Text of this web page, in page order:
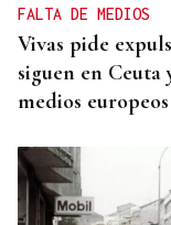
FALTA DE MEDIOS
Vivas pide
siguen en
medios europeos